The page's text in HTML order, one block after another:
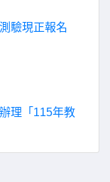
驗現正報名
理「115年教